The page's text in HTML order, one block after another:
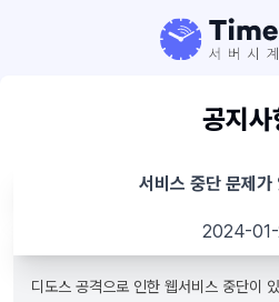
공지사
서비스 중단 문제가
2024-01-
디도스 공격으로 인한 웹서비스 중단이